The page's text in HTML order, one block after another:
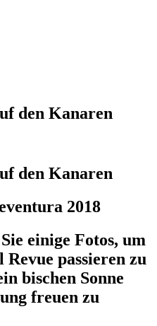
den Kanaren
den Kanaren
2018
einige Fotos, um
Revue passieren zu
bischen Sonne
freuen zu